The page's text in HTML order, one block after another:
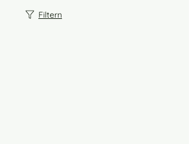
Filtern